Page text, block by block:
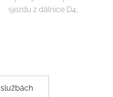
sjezdu z dálnice D4,